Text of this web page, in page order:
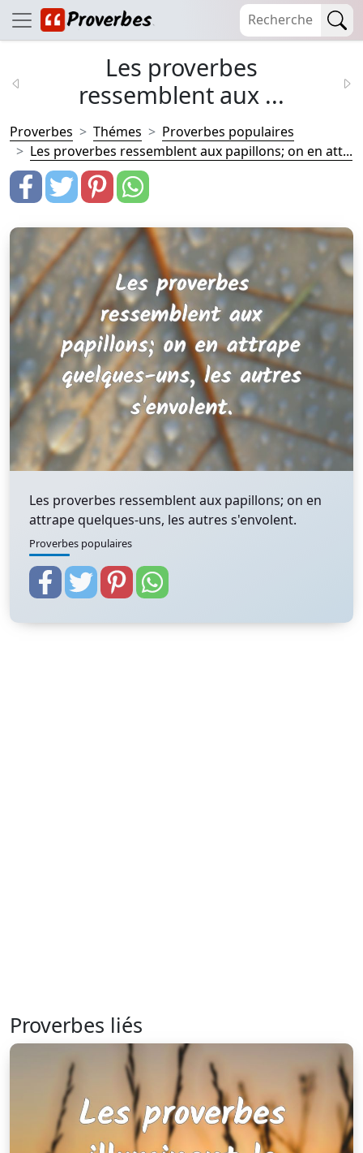
Les proverbes
ressemblent aux ...
Proverbes Thémes
Proverbes populaires
Les proverbes ressemblent aux papillons; on en att...
Les proverbes ressemblent aux papillons; on en
attrape quelques-uns, les autres s'envolent.
Proverbes populaires
Proverbes liés